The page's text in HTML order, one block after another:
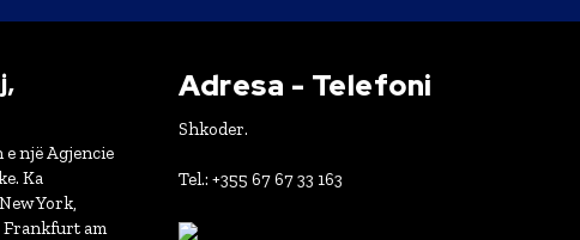
e një Agjencie
Ka
York,
Frankfurt am
Adresa - Telefoni
Shkoder.
Tel.: +355 67 67 33 163